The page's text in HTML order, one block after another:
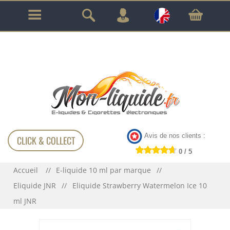
GARANTIE À VIE SUR TOUT LE MATÉRIEL
!!!
CLICK & COLLECT Avis de nos clients :
0 / 5
Accueil
E-liquide 10 ml par marque
Eliquide JNR
Eliquide Strawberry Watermelon Ice 10
ml JNR